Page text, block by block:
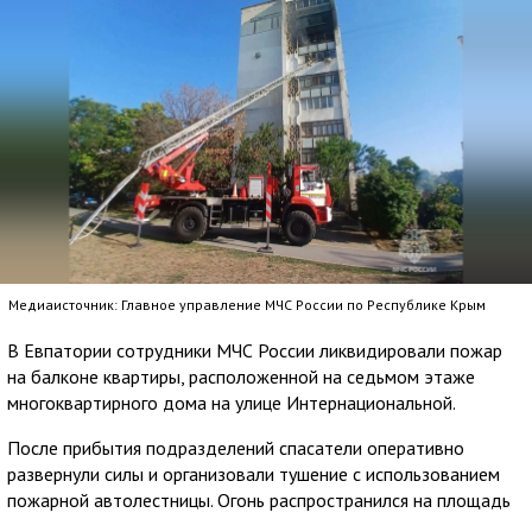
Медиаисточник: Главное управление МЧС России по Республике Крым
В Евпатории сотрудники МЧС России ликвидировали пожар
на балконе квартиры, расположенной на седьмом этаже
многоквартирного дома на улице Интернациональной.
После прибытия подразделений спасатели оперативно
развернули силы и организовали тушение с использованием
пожарной автолестницы. Огонь распространился на площадь